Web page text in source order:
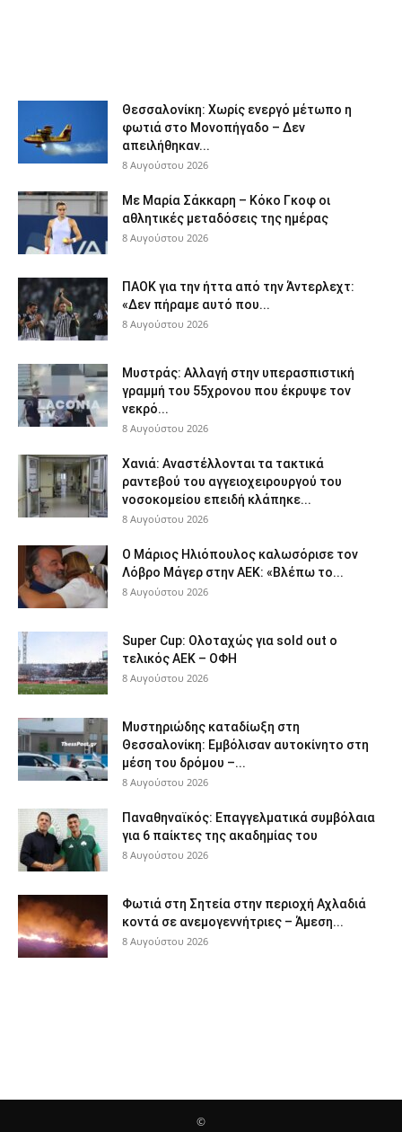
Θεσσαλονίκη: Χωρίς ενεργό μέτωπο η
φωτιά στο Μονοπήγαδο – Δεν
απειλήθηκαν...
8 Αυγούστου 2026
Με Μαρία Σάκκαρη – Κόκο Γκοφ οι
αθλητικές μεταδόσεις της ημέρας
8 Αυγούστου 2026
ΠΑΟΚ για την ήττα από την Άντερλεχτ:
«Δεν πήραμε αυτό που...
8 Αυγούστου 2026
Μυστράς: Αλλαγή στην υπερασπιστική
γραμμή του 55χρονου που έκρυψε τον
νεκρό...
8 Αυγούστου 2026
Χανιά: Aναστέλλονται τα τακτικά
ραντεβού του αγγειοχειρουργού του
νοσοκομείου επειδή κλάπηκε...
8 Αυγούστου 2026
Ο Μάριος Ηλιόπουλος καλωσόρισε τον
Λόβρο Μάγερ στην ΑΕΚ: «Βλέπω το...
8 Αυγούστου 2026
Super Cup: Ολοταχώς για sold out ο
τελικός ΑΕΚ – ΟΦΗ
8 Αυγούστου 2026
Μυστηριώδης καταδίωξη στη
Θεσσαλονίκη: Εμβόλισαν αυτοκίνητο στη
μέση του δρόμου –...
8 Αυγούστου 2026
Παναθηναϊκός: Επαγγελματικά συμβόλαια
για 6 παίκτες της ακαδημίας του
8 Αυγούστου 2026
Φωτιά στη Σητεία στην περιοχή Αχλαδιά
κοντά σε ανεμογεννήτριες – Άμεση...
8 Αυγούστου 2026
©